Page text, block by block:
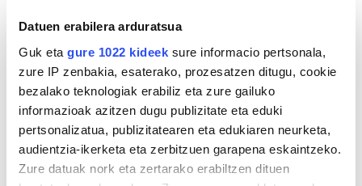
Datuen erabilera arduratsua
Guk eta gure 1022 kideek sure informacio pertsonala,
zure IP zenbakia, esaterako, prozesatzen ditugu, cookie
bezalako teknologiak erabiliz eta zure gailuko
informazioak azitzen dugu publizitate eta eduki
pertsonalizatua, publizitatearen eta edukiaren neurketa,
audientzia-ikerketa eta zerbitzuen garapena eskaintzeko.
Zure datuak nork eta zertarako erabiltzen dituen
1
HILBERRIA
Jexux Mendizabal
'Kaxkagorri' artzain
zaldibiarra hil da